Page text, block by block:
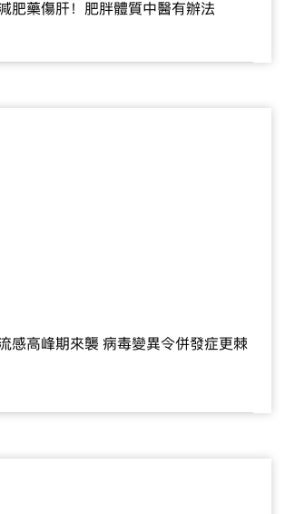
肥藥傷肝！肥胖體質中醫有辦法
感高峰期來襲 病毒變異令併發症更棘